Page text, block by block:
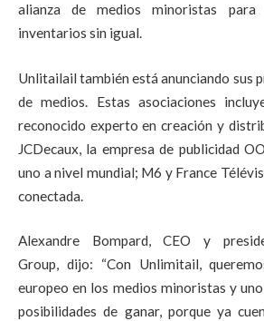
alianza de medios minoristas
inventarios sin igual.
Unlitailail también está anunciando sus
de medios. Estas asociaciones
reconocido experto en creación y
JCDecaux, la empresa de publicidad
uno a nivel mundial; M6 y France
conectada.
Alexandre Bompard, CEO y
Group, dijo: “Con Unlimitail,
europeo en los medios minoristas y
posibilidades de ganar, porque ya